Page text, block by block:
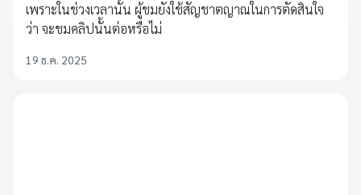
เพราะในช่วงเวลานั้น ผู้ชมยังใช้สัญชาตญาณในการตัดสินใจ
ว่า จะชมคลิปนั้นต่อหรือไม่
19 ธ.ค. 2025